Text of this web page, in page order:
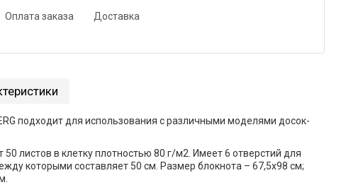
Оплата заказа Доставка
подходит для использования с различными моделями досок-
листов в клетку плотностью 80 г/м2. Имеет 6 отверстий для
которыми составляет 50 см. Размер блокнота – 67,5х98 см;